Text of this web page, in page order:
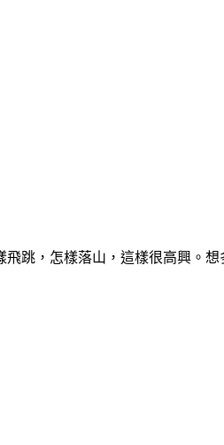
跳，怎樣落山，這樣很高興。想